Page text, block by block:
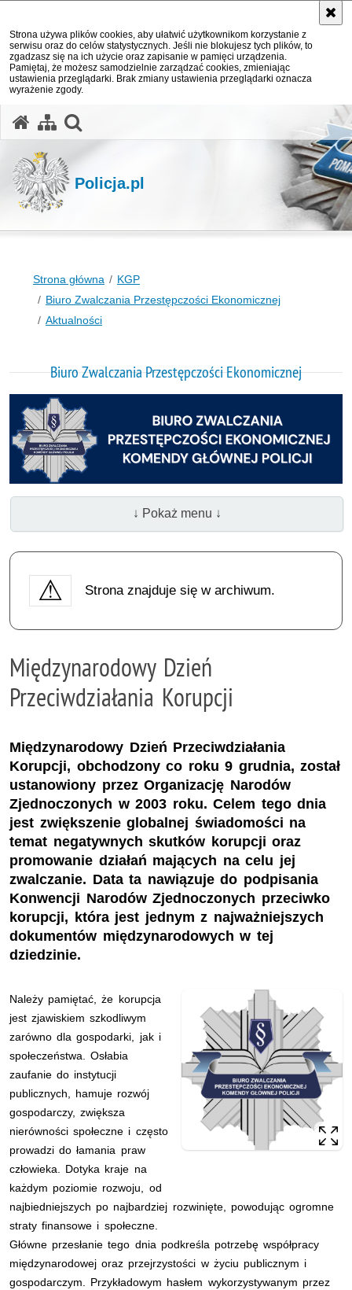
Strona używa plików cookies, aby ułatwić użytkownikom korzystanie z
serwisu oraz do celów statystycznych. Jeśli nie blokujesz tych plików, to
zgadzasz się na ich użycie oraz zapisanie w pamięci urządzenia.
Pamiętaj, że możesz samodzielnie zarządzać cookies, zmieniając
ustawienia przeglądarki. Brak zmiany ustawienia przeglądarki oznacza
wyrażenie zgody.
Policja.pl
Strona główna
KGP
Biuro Zwalczania Przestępczości Ekonomicznej
Aktualności
Biuro Zwalczania Przestępczości Ekonomicznej
↓ Pokaż menu ↓
Strona znajduje się w archiwum.
Międzynarodowy Dzień
Przeciwdziałania Korupcji
Międzynarodowy Dzień Przeciwdziałania
Korupcji, obchodzony co roku 9 grudnia, został
ustanowiony przez Organizację Narodów
Zjednoczonych w 2003 roku. Celem tego dnia
jest zwiększenie globalnej świadomości na
temat negatywnych skutków korupcji oraz
promowanie działań mających na celu jej
zwalczanie. Data ta nawiązuje do podpisania
Konwencji Narodów Zjednoczonych przeciwko
korupcji, która jest jednym z najważniejszych
dokumentów międzynarodowych w tej
dziedzinie.
Należy pamiętać, że korupcja
jest zjawiskiem szkodliwym
zarówno dla gospodarki, jak i
społeczeństwa. Osłabia
zaufanie do instytucji
publicznych, hamuje rozwój
gospodarczy, zwiększa
nierówności społeczne i często
prowadzi do łamania praw
człowieka. Dotyka kraje na
każdym poziomie rozwoju, od
najbiedniejszych po najbardziej rozwinięte, powodując ogromne
straty finansowe i społeczne.
Główne przesłanie tego dnia podkreśla potrzebę współpracy
międzynarodowej oraz przejrzystości w życiu publicznym i
gospodarczym. Przykładowym hasłem wykorzystywanym przez